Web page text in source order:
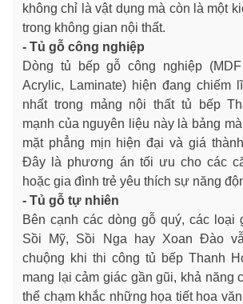
không chỉ là vật dụng mà còn là một
trong không gian nội thất.
- Tủ gỗ công nghiệp
Dòng tủ bếp gỗ công nghiệp
Acrylic, Laminate) hiện đang chiếm
nhất trong mảng nội thất tủ bếp
mạnh của nguyên liệu này là bảng
mặt phẳng mịn hiện đại và giá
Đây là phương án tối ưu cho các
hoặc gia đình trẻ yêu thích sự năng
- Tủ gỗ tự nhiên
Bên cạnh các dòng gỗ quý, các loại
Sồi Mỹ, Sồi Nga hay Xoan Đào
chuộng khi thi công tủ bếp Thanh
mang lại cảm giác gần gũi, khả năng
thể chạm khắc những họa tiết hoa